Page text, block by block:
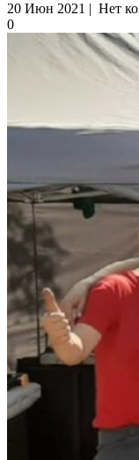
20 Июн 2021 | Нет
0